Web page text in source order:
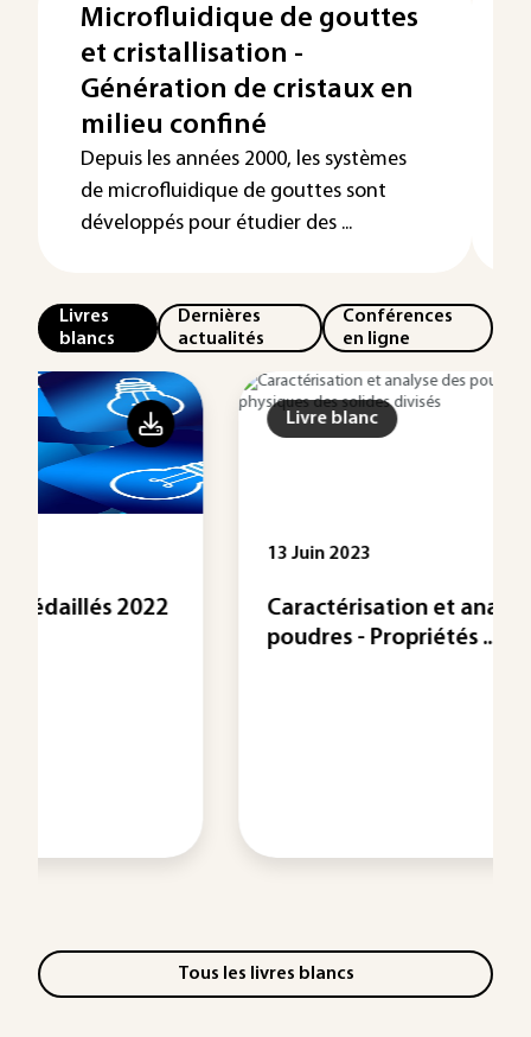
Microfluidique de gouttes
et cristallisation -
Génération de cristaux en
milieu confiné
Depuis les années 2000, les systèmes
de microfluidique de gouttes sont
développés pour étudier des ...
Livres
blancs
Dernières
actualités
Conférences
en ligne
Livre blanc
Caractérisation et analyse des
poudres - Propriétés ...
Tous les livres blancs